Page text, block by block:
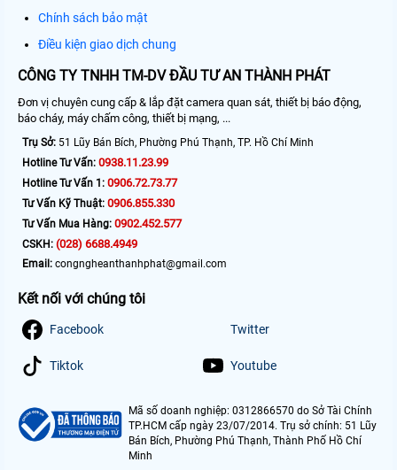
Chính sách bảo mật
Điều kiện giao dịch chung
CÔNG TY TNHH TM-DV ĐẦU TƯ AN THÀNH PHÁT
Đơn vị chuyên cung cấp & lắp đặt camera quan sát, thiết bị báo động,
báo cháy, máy chấm công, thiết bị mạng, ...
Trụ Sở: 51 Lũy Bán Bích, Phường Phú Thạnh, TP. Hồ Chí Minh
Hotline Tư Vấn: 0938.11.23.99
Hotline Tư Vấn 1: 0906.72.73.77
Tư Vấn Kỹ Thuật: 0906.855.330
Tư Vấn Mua Hàng: 0902.452.577
CSKH: (028) 6688.4949
Email: congngheanthanhphat@gmail.com
Kết nối với chúng tôi
Facebook Twitter
Tiktok Youtube
Mã số doanh nghiệp: 0312866570 do Sở Tài Chính
TP.HCM cấp ngày 23/07/2014. Trụ sở chính: 51 Lũy
Bán Bích, Phường Phú Thạnh, Thành Phố Hồ Chí
Minh